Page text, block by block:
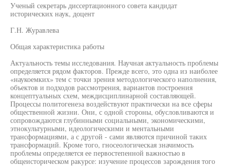
Ученый секретарь диссертационного совета кандидат
исторических наук, доцент
Г.Н. Журавлева
Общая характеристика работы
Актуальность темы исследования. Научная актуальность проблемы
определяется рядом факторов. Прежде всего, это одна из наиболее
«наукоемких» тем с точки зрения методологического наполнения,
объектов и подходов рассмотрения, вариантов построения
концептуальных схем, междисциплинарной составляющей.
Процессы политогенеза воздействуют практически на все сферы
общественной жизни. Они, с одной стороны, обусловливаются и
сопровождаются глубинными социальными, экономическими,
этнокультурными, идеологическими и ментальными
трансформациями, а с другой - сами являются причиной таких
трансформаций. Кроме того, гносеологическая значимость
проблемы определяется ее первостепенной важностью в
общеисторическом ракурсе: изучение процессов зарождения того